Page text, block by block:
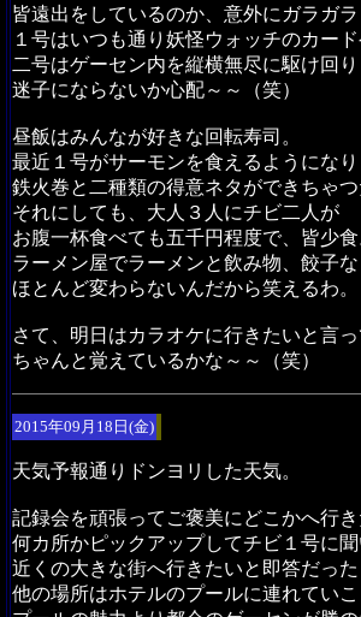
皆遠出をしているのか、意外にガラガ
１号はいつも通り妖怪ウォッチのカー
二号はゲーセン内を縦横無尽に駆け回り
迷子にならないか心配～～（笑）
昼飯はみんなが好きな回転寿司。
最近１号がサーモンを食えるようになり
鉄火巻と二種類の得意ネタができちゃ
それにしても、大人３人にチビ二人が
お腹一杯食べても五千円程度で、皆少
ラーメン屋でラーメンと飲み物、餃子
ほとんど変わらないんだから笑えるわ。
さて、明日はカラオケに行きたいと言
ちゃんと覚えているかな～～（笑）
2015年09月18日(金)
天気予報通りドンヨリした天気。
記録会を頑張ってご褒美にどこかへ行
何カ所かピックアップしてチビ１号に
近くの大きな街へ行きたいと即答だっ
他の場所はホテルのプールに連れてい